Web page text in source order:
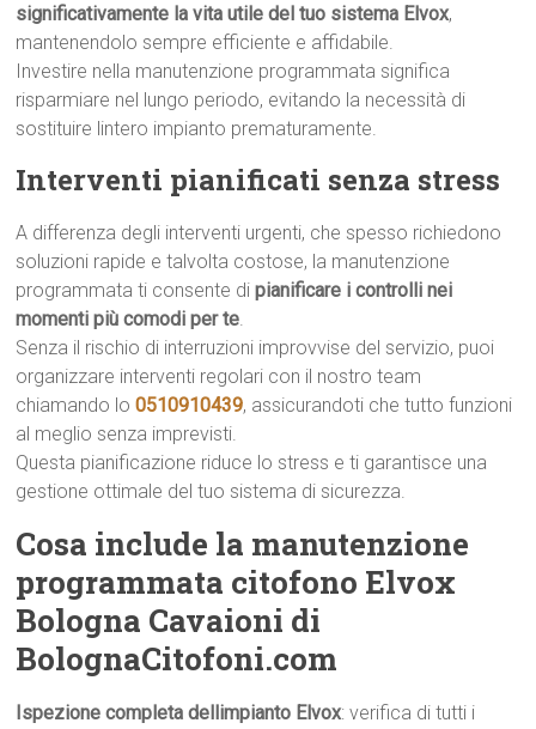
significativamente la vita utile del tuo sistema Elvox,
mantenendolo sempre efficiente e affidabile.
Investire nella manutenzione programmata significa
risparmiare nel lungo periodo, evitando la necessità di
sostituire lintero impianto prematuramente.
Interventi pianificati senza stress
A differenza degli interventi urgenti, che spesso richiedono
soluzioni rapide e talvolta costose, la manutenzione
programmata ti consente dipianificare i controlli nei
momenti più comodi per te.
Senza il rischio di interruzioni improvvise del servizio, puoi
organizzare interventi regolari con il nostro team
chiamando lo0510910439, assicurandoti che tutto funzioni
al meglio senza imprevisti.
Questa pianificazione riduce lo stress e ti garantisce una
gestione ottimale del tuo sistema di sicurezza.
Cosa include la manutenzione
programmata citofono Elvox
Bologna Cavaioni di
BolognaCitofoni.com
Ispezione completa dellimpianto Elvox: verifica di tutti i